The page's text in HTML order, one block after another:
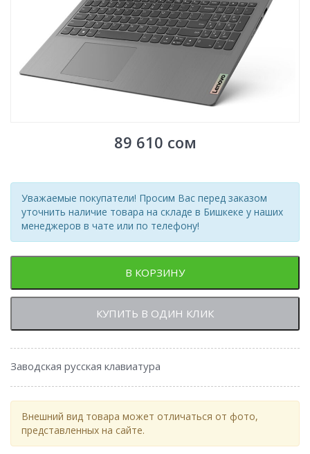
89 610 сом
Уважаемые покупатели! Просим Вас перед заказом
уточнить наличие товара на складе в Бишкеке у наших
менеджеров в чате или по телефону!
В КОРЗИНУ
КУПИТЬ В ОДИН КЛИК
Заводская русская клавиатура
Внешний вид товара может отличаться от фото,
представленных на сайте.